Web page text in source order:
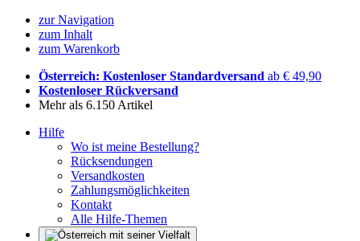
zur Navigation
zum Inhalt
zum Warenkorb
Österreich: Kostenloser Standardversand ab € 49,90
Kostenloser Rückversand
Mehr als 6.150 Artikel
Hilfe
Wo ist meine Bestellung?
Rücksendungen
Versandkosten
Zahlungsmöglichkeiten
Kontakt
Alle Hilfe-Themen